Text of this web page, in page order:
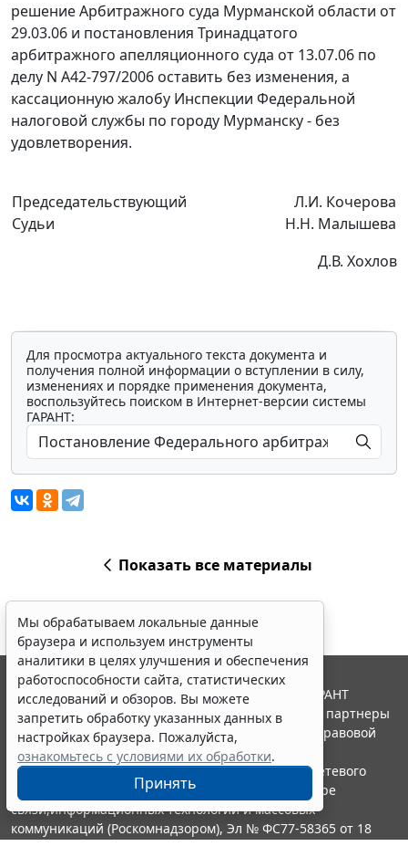
решение Арбитражного суда Мурманской области от
29.03.06 и постановления Тринадцатого
арбитражного апелляционного суда от 13.07.06 по
делу N А42-797/2006 оставить без изменения, а
кассационную жалобу Инспекции Федеральной
налоговой службы по городу Мурманску - без
удовлетворения.
Председательствующий
Судьи
Л.И. Кочерова
Н.Н. Малышева
Д.В. Хохлов
Для просмотра актуального текста документа и
получения полной информации о вступлении в силу,
изменениях и порядке применения документа,
воспользуйтесь поиском в Интернет-версии системы
ГАРАНТ:
Показать все материалы
Мы обрабатываем локальные данные
браузера и используем инструменты
аналитики в целях улучшения и обеспечения
работоспособности сайта, статистических
исследований и обзоров. Вы можете
запретить обработку указанных данных в
настройках браузера. Пожалуйста,
ознакомьтесь с условиями их обработки.
Принять
© ООО "НПП "ГАРАНТ-СЕРВИС", 2026. Система ГАРАНТ
выпускается с 1990 года. Компания "Гарант" и ее партнеры
являются участниками Российской ассоциации правовой
информации ГАРАНТ.
Портал ГАРАНТ.РУ зарегистрирован в качестве сетевого
издания Федеральной службой по надзору в сфере
связи,информационных технологий и массовых
коммуникаций (Роскомнадзором), Эл № ФС77-58365 от 18